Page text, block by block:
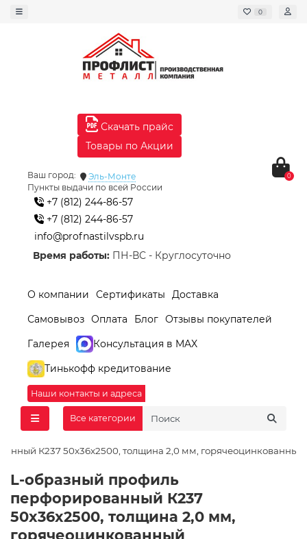
0
Скачать прайс
Товары по Акции
Ваш город:
Эль-Монте
Пункты выдачи по всей России
+7 (812) 244-86-57
+7 (812) 244-86-57
info@profnastilvspb.ru
Время работы: ПН-ВС - Круглосуточно
0
О компании Сертификаты
Доставка
Самовывоз Оплата Блог Отзывы покупателей
Галерея
Консультация в MAX
Тинькофф кредитование
Наши контакты и адреса
Все категории
К237 50x36x2500, толщина 2,0 мм, горячеоцинкованный
L-образный профиль
перфорированный К237
50x36x2500, толщина 2,0 мм,
горячеоцинкованный